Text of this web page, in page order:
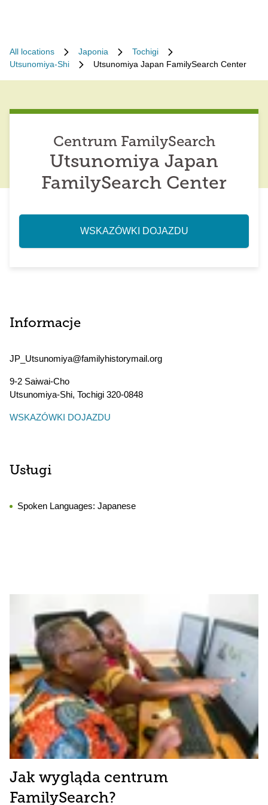
All locations Japonia
Tochigi
Utsunomiya-Shi
Utsunomiya Japan FamilySearch Center
Centrum FamilySearch
Utsunomiya Japan
FamilySearch Center
WSKAZÓWKI DOJAZDU
Informacje
JP_Utsunomiya@familyhistorymail.org
9-2 Saiwai-Cho
Utsunomiya-Shi, Tochigi 320-0848
WSKAZÓWKI DOJAZDU
Usługi
Spoken Languages: Japanese
Jak wygląda centrum
FamilySearch?